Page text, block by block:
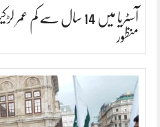
آسٹریا میں 14 سال سے
منظور